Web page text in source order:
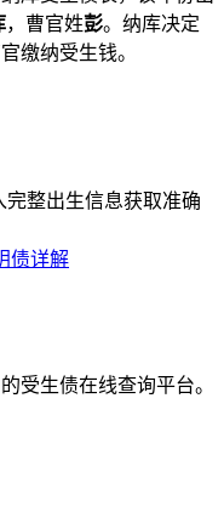
，曹官姓彭。纳库决定
缴纳受生钱。
完整出生信息获取准确
债详解
受生债在线查询平台。